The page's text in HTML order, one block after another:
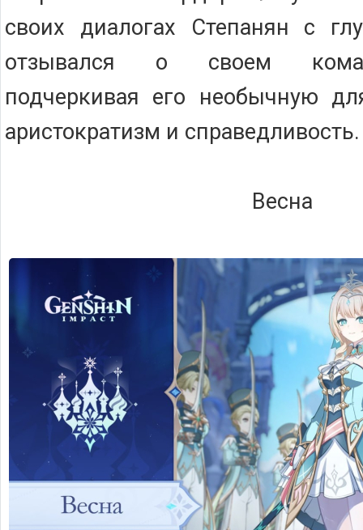
своих диалогах Степанян с
отзывался о своем
подчеркивая его необычную
аристократизм и справедливость.
Весна